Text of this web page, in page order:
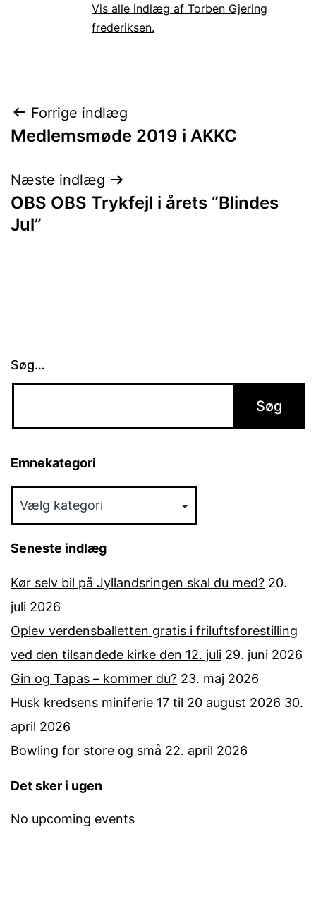
Vis alle indlæg af Torben Gjering
frederiksen.
Indlægsnavigation
Forrige indlæg
Medlemsmøde 2019 i AKKC
Næste indlæg
OBS OBS Trykfejl i årets “Blindes
Jul”
Søg…
Emnekategori
Seneste indlæg
Kør selv bil på Jyllandsringen skal du med? 20.
juli 2026
Oplev verdensballetten gratis i friluftsforestilling
ved den tilsandede kirke den 12. juli 29. juni 2026
Gin og Tapas – kommer du? 23. maj 2026
Husk kredsens miniferie 17 til 20 august 2026 30.
april 2026
Bowling for store og små 22. april 2026
Det sker i ugen
No upcoming events